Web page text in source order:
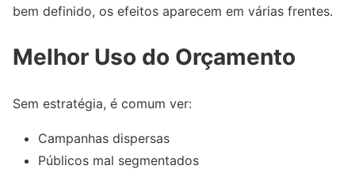
bem definido, os efeitos aparecem em várias frentes.
Melhor Uso do Orçamento
Sem estratégia, é comum ver:
Campanhas dispersas
Públicos mal segmentados